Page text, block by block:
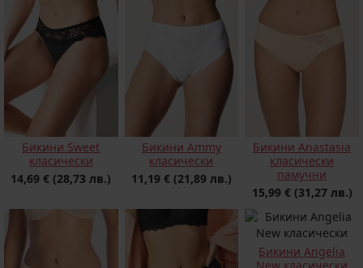
Бикини Sweеt
класически
14,69 € (28,73 лв.)
Бикини Ammy
класически
11,19 € (21,89 лв.)
Бикини Anastasia
класически
памучни
15,99 € (31,27 лв.)
Бикини Angelia